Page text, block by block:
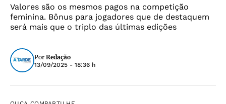
Valores são os mesmos pagos na competição
feminina. Bônus para jogadores que de destaquem
será mais que o triplo das últimas edições
Por Redação
13/09/2025 - 18:36 h